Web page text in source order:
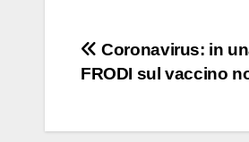
Navigazione
Coronavirus: in
FRODI sul vaccino